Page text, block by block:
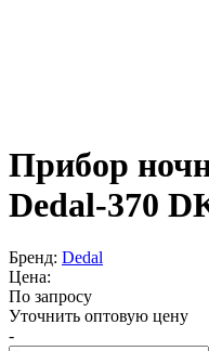
Прибор
Dedal-370
Бренд: Dedal
Цена:
По запросу
Уточнить оптовую цену
-